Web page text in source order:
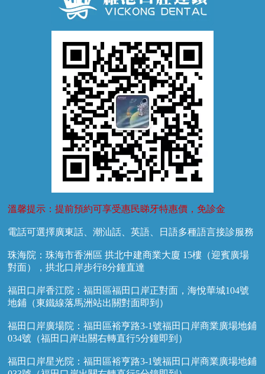
牙齦萎縮
換牙護理
溫馨提示：提前預約可享受惠民睇牙特惠價，免診金
電話可選擇廣東話、潮汕話、英語、日語多種語言接診服務
珠海院：珠海市香洲區 拱北中建商業大廈 15樓（迎賓廣場
對面），拱北口岸步行8分鐘直達
福田口岸香江院：福田區福田口岸正對面，海悅華城104號
地鋪（東鐵線落馬洲站出關對面即到）
福田口岸廣場院：福田區裕亨路3-1號福田口岸商業廣場地鋪
034號（福田口岸出關右轉直行5分鐘即到）
福田口岸星光院：福田區裕亨路3-1號福田口岸商業廣場地鋪